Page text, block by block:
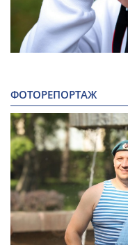
ФОТОРЕПОРТАЖ